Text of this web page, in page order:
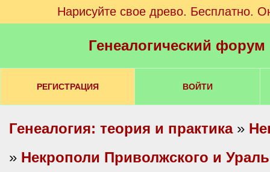
Нарисуйте свое древо. Бесплатно.
Генеалогический
РЕГИСТРАЦИЯ ВОЙТИ
Генеалогия: теория и практика»
» Некрополи Приволжского и